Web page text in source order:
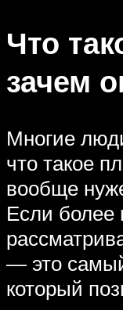
Что
зачем
Многие
что такое
вообще
Если более
— это
который